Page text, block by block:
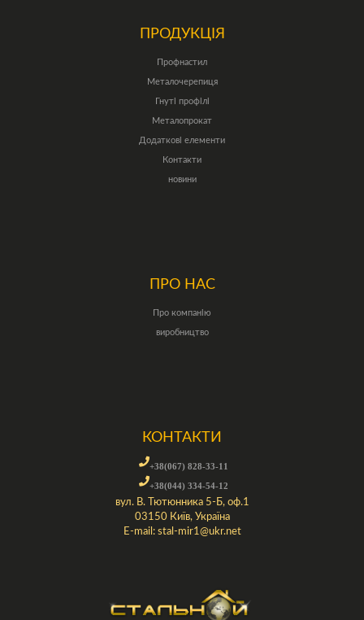
ПРОДУКЦІЯ
Профнастил
Металочерепиця
Гнуті профілі
Металопрокат
Додаткові елементи
Контакти
новини
ПРО НАС
Про компанію
виробництво
КОНТАКТИ
+38(067) 828-33-11
+38(044) 334-54-12
вул. В. Тютюнника 5-Б, оф.1
03150 Київ, Україна
E-mail: stal-mir1@ukr.net